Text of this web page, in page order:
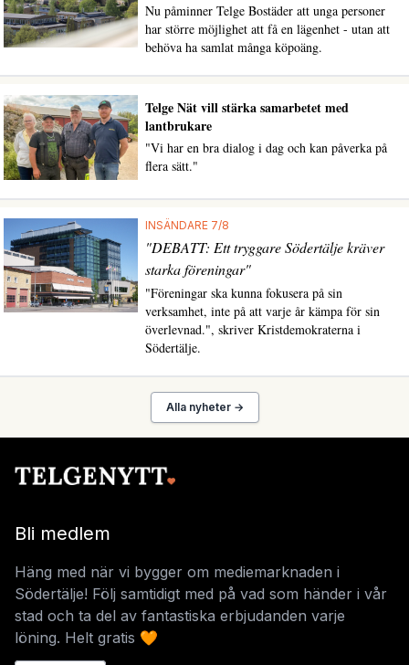
Nu påminner Telge Bostäder att unga personer
har större möjlighet att få en lägenhet - utan att
behöva ha samlat många köpoäng.
Telge Nät vill stärka samarbetet med
lantbrukare
"Vi har en bra dialog i dag och kan påverka på
flera sätt."
INSÄNDARE 7/8
"DEBATT: Ett tryggare Södertälje kräver
starka föreningar"
"Föreningar ska kunna fokusera på sin
verksamhet, inte på att varje år kämpa för sin
överlevnad.", skriver Kristdemokraterna i
Södertälje.
Alla nyheter →
Bli medlem
Häng med när vi bygger om mediemarknaden i
Södertälje! Följ samtidigt med på vad som händer i vår
stad och ta del av fantastiska erbjudanden varje
löning. Helt gratis 🧡